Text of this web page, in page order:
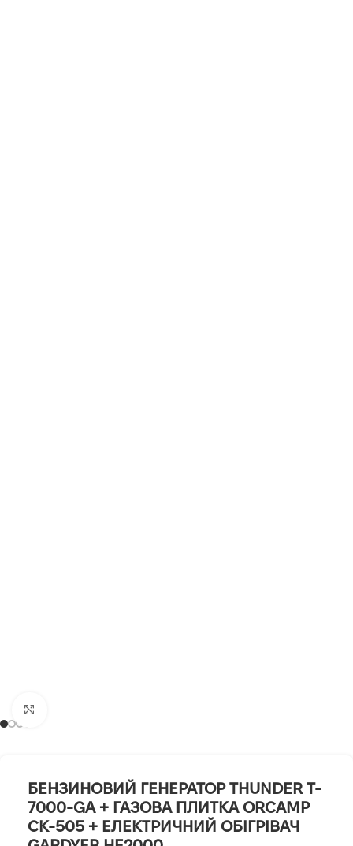
БЕНЗИНОВИЙ ГЕНЕРАТОР THUNDER T-
7000-GA + ГАЗОВА ПЛИТКА ORCAMP
CK-505 + ЕЛЕКТРИЧНИЙ ОБІГРІВАЧ